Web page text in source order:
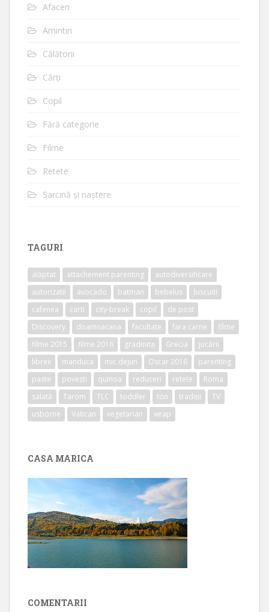
Afaceri
Amintiri
Călătorii
Cărți
Copil
Fără categorie
Filme
Retete
Sarcină și naștere
TAGURI
alăptat attachement parenting
autodiversificare
autorizatii
avocado batman bebelus
biscuiti
cafenea
carti city-break copil
de post
Discovery
doamnacana facultate fara carne
filme
filme 2015
filme 2016 gradinita Grecia
jucării
librex
manduca mic dejun Oscar 2016
parenting
paste
povesti quinoa reduceri retete
Roma
salată
Tarom TLC toddler ton tradiții
TV
usborne
Vatican vegetarian wrap
CASA MARICA
COMENTARII